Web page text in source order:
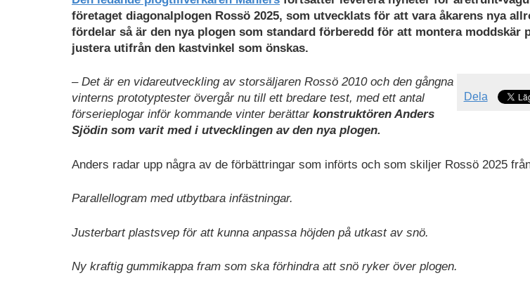
företaget diagonalplogen Rossö 2025, som utvecklats för att vara åkarens nya
fördelar så är den nya plogen som standard förberedd för att montera moddskär
justera utifrån den kastvinkel som önskas.
Dela
– Det är en vidareutveckling av storsäljaren Rossö 2010 och den gångna
vinterns prototyptester övergår nu till ett bredare test, med ett antal
förserieplogar inför kommande vinter berättar konstruktören Anders
Sjödin som varit med i utvecklingen av den nya plogen.
Anders radar upp några av de förbättringar som införts och som skiljer Rossö 2025
Parallellogram med utbytbara infästningar.
Justerbart plastsvep för att kunna anpassa höjden på utkast av snö.
Ny kraftig gummikappa fram som ska förhindra att snö ryker över plogen.